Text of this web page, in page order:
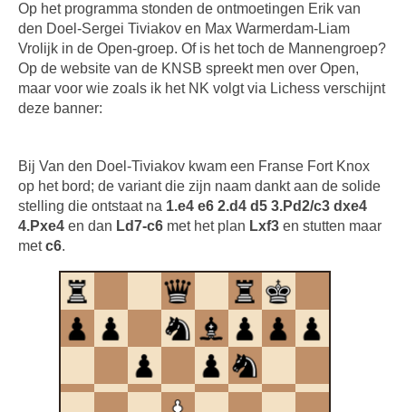
Op het programma stonden de ontmoetingen Erik van
den Doel-Sergei Tiviakov en Max Warmerdam-Liam
Vrolijk in de Open-groep. Of is het toch de Mannengroep?
Op de website van de KNSB spreekt men over Open,
maar voor wie zoals ik het NK volgt via Lichess verschijnt
deze banner:
Bij Van den Doel-Tiviakov kwam een Franse Fort Knox
op het bord; de variant die zijn naam dankt aan de solide
stelling die ontstaat na 1.e4 e6 2.d4 d5 3.Pd2/c3 dxe4
4.Pxe4 en dan Ld7-c6 met het plan Lxf3 en stutten maar
metc6.